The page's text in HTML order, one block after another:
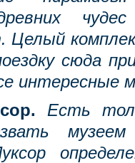
сюда
интересные
Есть